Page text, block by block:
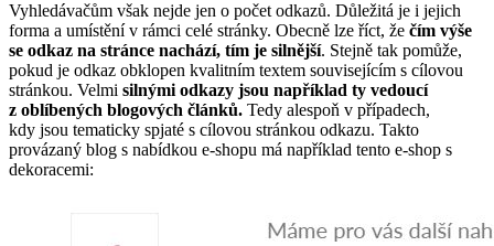
Vyhledávačům však nejde jen o počet odkazů. Důležitá je i jejich
forma a umístění v rámci celé stránky. Obecně lze říct, že čím výše
se odkaz na stránce nachází, tím je silnější. Stejně tak pomůže,
pokud je odkaz obklopen kvalitním textem souvisejícím s cílovou
stránkou. Velmi silnými odkazy jsou například ty vedoucí
z oblíbených blogových článků. Tedy alespoň v případech,
kdy jsou tematicky spjaté s cílovou stránkou odkazu. Takto
provázaný blog s nabídkou e-shopu má například tento e-shop s
dekoracemi: